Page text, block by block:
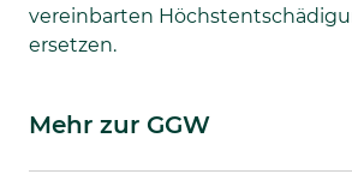
vereinbarten
ersetzen.
Mehr zur GGW